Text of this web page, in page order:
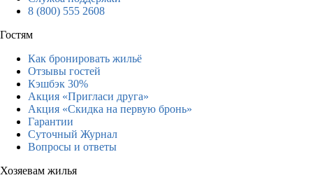
8 (800) 555 2608
Гостям
Как бронировать жильё
Отзывы гостей
Кэшбэк 30%
Акция «Пригласи друга»
Акция «Скидка на первую бронь»
Гарантии
Суточный Журнал
Вопросы и ответы
Хозяевам жилья